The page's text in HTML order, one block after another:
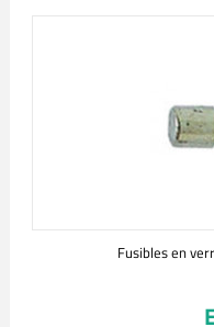
Fusibles en